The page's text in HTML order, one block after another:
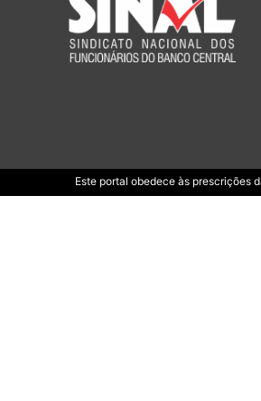
Este portal obedece às prescrições